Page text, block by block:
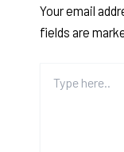
Your email
fields are
here..